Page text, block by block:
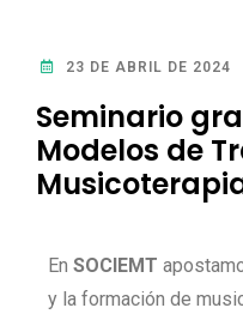
23 DE ABRIL DE 2024
Seminario
Modelos de
En SOCIEMT
y la formación de